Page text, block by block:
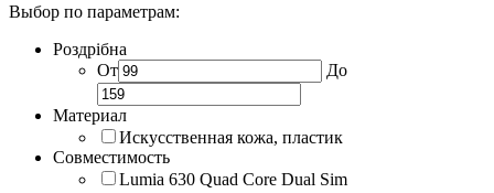
Выбор по параметрам:
Роздрібна
От
До
Материал
Искусственная кожа, пластик
Совместимость
Lumia 630 Quad Core Dual Sim